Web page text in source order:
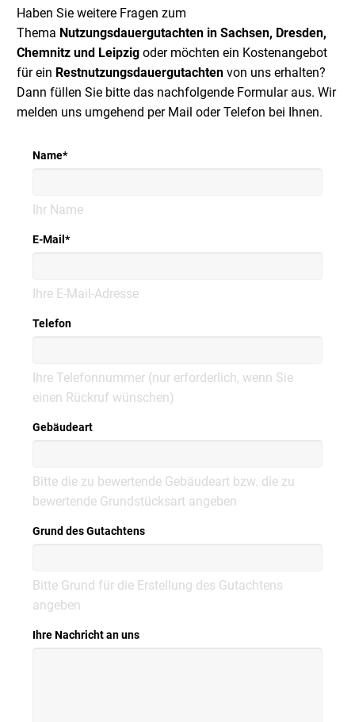
Haben Sie weitere Fragen zum
Thema Nutzungsdauergutachten in Sachsen, Dresden,
Chemnitz und Leipzig oder möchten ein Kostenangebot
für ein Restnutzungsdauergutachten von uns erhalten?
Dann füllen Sie bitte das nachfolgende Formular aus. Wir
melden uns umgehend per Mail oder Telefon bei Ihnen.
Name*
Ihr Name
E-Mail *
Ihre E-Mail-Adresse
Telefon
Ihre Telefonnummer (nur erforderlich, wenn Sie
einen Rückruf wünschen)
Gebäudeart
Bitte die zu bewertende Gebäudeart bzw. die zu
bewertende Grundstücksart angeben
Grund des Gutachtens
Bitte Grund für die Erstellung des Gutachtens
angeben
Ihre Nachricht an uns